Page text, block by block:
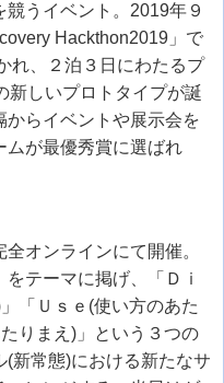
うイベント。 2019年９
Hackthon2019 」で
れ、２泊３日にわたるプ
新しいプロトタイプが誕
らイベントや展示会を
ムが最優秀賞に選ばれ
オンラインにて開催。
テーマに掲げ、「Ｄｉ
」「Ｕｓｅ (使い方のあた
りまえ ) 」という３つの
(新常態)における新たなサ